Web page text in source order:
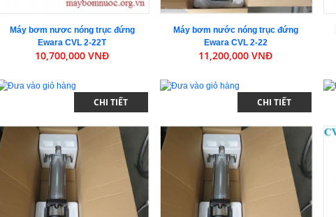
Máy bơm nươc nóng trục đứng
Ewara CVL 2-22T
10,700,000 VNĐ
CHI TIẾT
Máy bơm nước nóng trục đứng
Ewara CVL 2-22
11,200,000 VNĐ
CHI TIẾT